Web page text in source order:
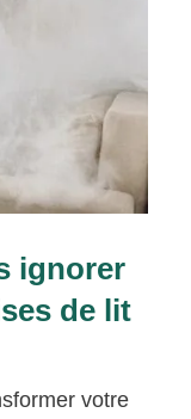
ignorer
de lit
votre